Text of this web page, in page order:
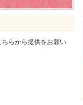
らから提供をお願い